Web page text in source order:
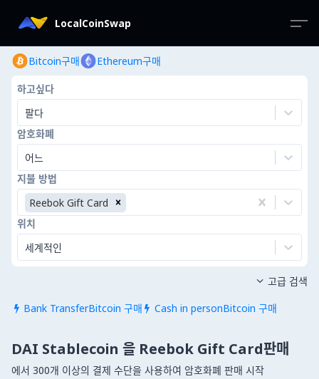
LocalCoinSwap
Bitcoin구매 Ethereum구매
하고싶다
팔다
암호화폐
어느
지불 방법
Reebok Gift Card
위치
세계적인
 Bank TransferBitcoin 구매  Cash in personBitcoin 구매
 고급 검색
DAI Stablecoin 을 Reebok Gift Card판매
에서 300개 이상의 결제 수단을 사용하여 암호화폐 판매 시작